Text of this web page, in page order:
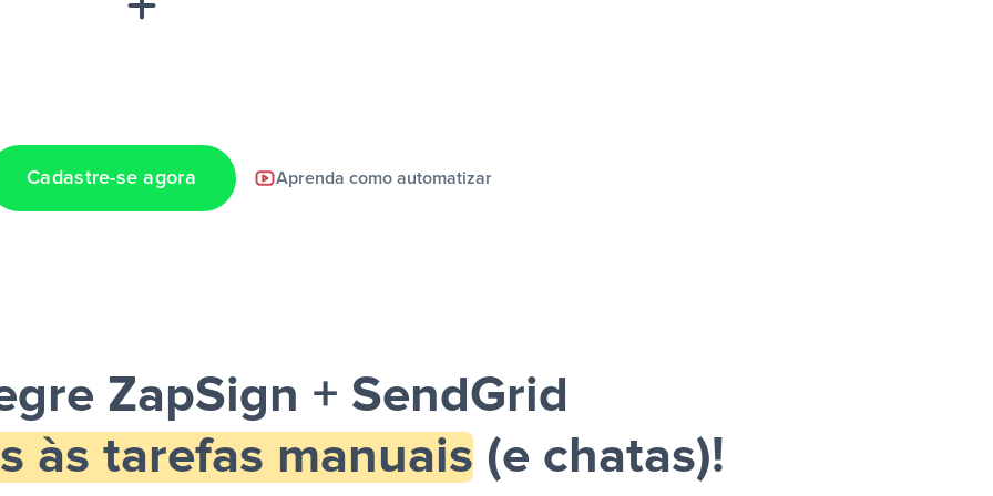
notificação ser
Cadastre-se agora Aprenda como automatizar
ZapSign + SendGrid
às tarefas manuais (e chatas)!